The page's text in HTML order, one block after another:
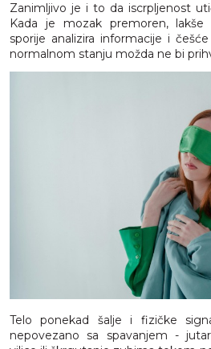
Zanimljivo je i to da iscrpljenost
Kada je mozak premoren,
sporije analizira informacije i
normalnom stanju možda ne bi
Telo ponekad šalje i fizičke
nepovezano sa spavanjem -